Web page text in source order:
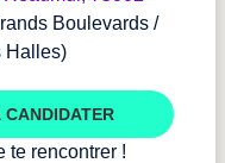
Boulevards /
Halles)
CANDIDATER
te rencontrer !